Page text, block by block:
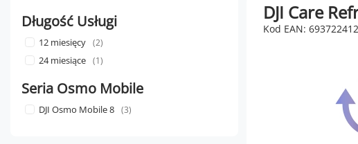
Długość Usługi
12 miesięcy 2
24 miesiące 1
Seria Osmo Mobile
DJI Osmo Mobile 8 3
DJI Care
Kod EAN: